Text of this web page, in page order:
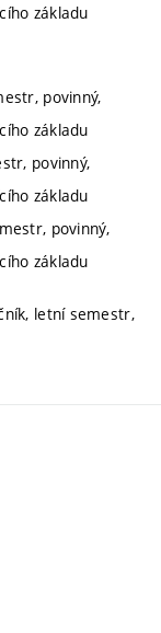
základu
povinný,
základu
povinný,
základu
povinný,
základu
letní semestr,